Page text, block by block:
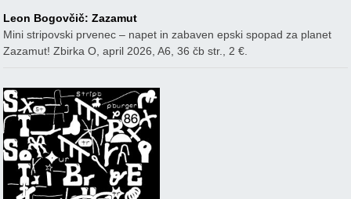
Leon Bogovčič: Zazamut
Mini stripovski prvenec – napet in zabaven epski spopad za planet
Zazamut! Zbirka O, april 2026, A6, 36 čb str., 2 €.